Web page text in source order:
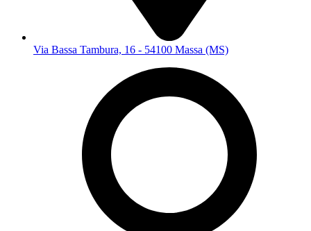
Via Bassa Tambura, 16 - 54100 Massa (MS)